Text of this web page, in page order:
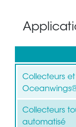
Collecteurs
Collecteurs
automatisé